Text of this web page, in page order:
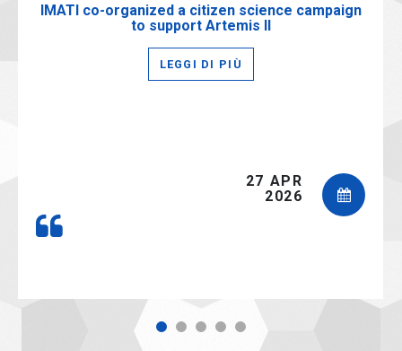
IMATI co-organized a citizen science campaign
to support Artemis II
LEGGI DI PIÙ
27 APR
2026